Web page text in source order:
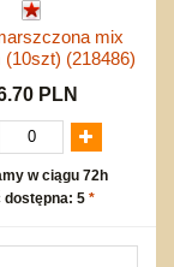
mix
(218486)
PLN
w ciągu 72h
dostępna: 5 *